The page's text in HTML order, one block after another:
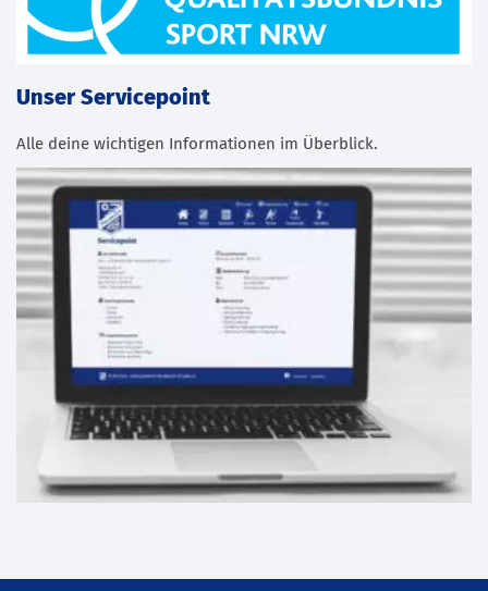
Unser Servicepoint
Alle deine wichtigen Informationen im Überblick.